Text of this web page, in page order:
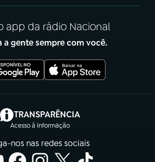
app da rádio Nacional
a gente sempre com você.
TRANSPARÊNCIA
Acesso à Informação
(abre em nova aba)
nos nas redes sociais